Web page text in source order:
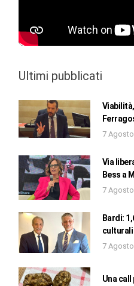
Ultimi pubblicati
7
Via
Bess a
7
Bardi:
culturali
7
Una